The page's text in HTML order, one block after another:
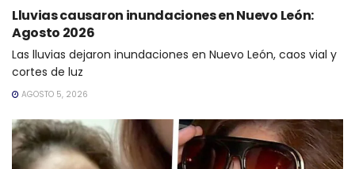
Lluvias causaron inundaciones en Nuevo León:
Agosto 2026
Las lluvias dejaron inundaciones en Nuevo León, caos vial y
cortes de luz
AGOSTO 5, 2026